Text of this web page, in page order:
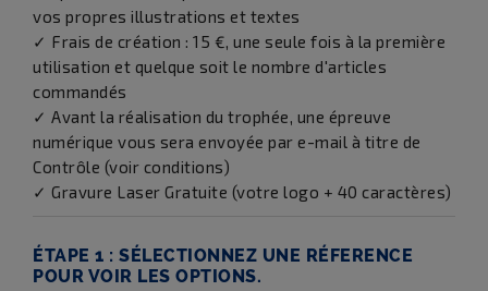
vos propres illustrations et textes
✓ Frais de création : 15 €, une seule fois à la première
utilisation et quelque soit le nombre d'articles
commandés
✓ Avant la réalisation du trophée, une épreuve
numérique vous sera envoyée par e-mail à titre de
Contrôle (voir conditions)
✓ Gravure Laser Gratuite (votre logo + 40 caractères)
ÉTAPE 1 : SÉLECTIONNEZ UNE RÉFERENCE
POUR VOIR LES OPTIONS.